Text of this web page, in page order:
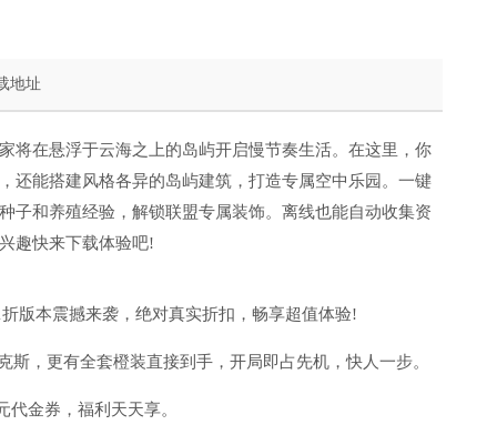
地址
将在悬浮于云海之上的岛屿开启慢节奏生活。在这里，你
还能搭建风格各异的岛屿建筑，打造专属空中乐园。一键
子和养殖经验，解锁联盟专属装饰。离线也能自动收集资
趣快来下载体验吧!
版本震撼来袭，绝对真实折扣，畅享超值体验!
，更有全套橙装直接到手，开局即占先机，快人一步。
金券，福利天天享。